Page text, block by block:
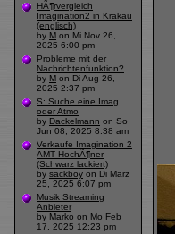
HÃ¶rvergleich
Imagination2 in Krakau
(englisch)
by M on Mi Nov 26,
2025 6:00 pm
Probleme mit der
Nachrichtenfunktion?
by M on Di Aug 26,
2025 2:37 pm
S: Suche eine Imag
oder Atmo
by Dackelmann on So
Jun 08, 2025 8:38 am
Verkaufe Imagination 2
AMT HochÃ¶ner
(Schwarz lackiert)
by sackboy on Di März
25, 2025 6:07 pm
Musik Streaming
Anbieter
by Marko on Mo Feb
17, 2025 12:23 pm